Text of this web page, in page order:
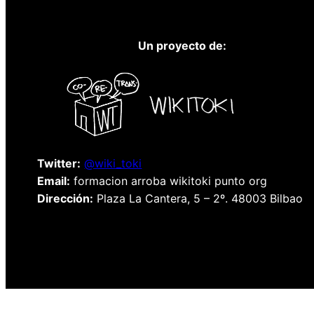
Un proyecto de:
Twitter: @wiki_toki
Email: formacion arroba wikitoki punto org
Dirección: Plaza La Cantera, 5 – 2º. 48003 Bilbao